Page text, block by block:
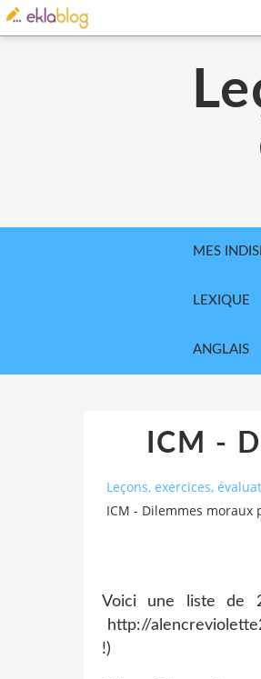
MES
LEXIQUE
ANGLAIS
ICM -
Leçons, exercices,
ICM - Dilemmes moraux
Voici une liste de
http://
!)